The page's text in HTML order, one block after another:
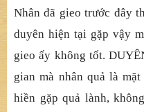
Nhân đã gieo trước đây
duyên hiện tại gặp vậy
gieo ấy không tốt.
gian mà nhân quả là
hiền gặp quả lành,